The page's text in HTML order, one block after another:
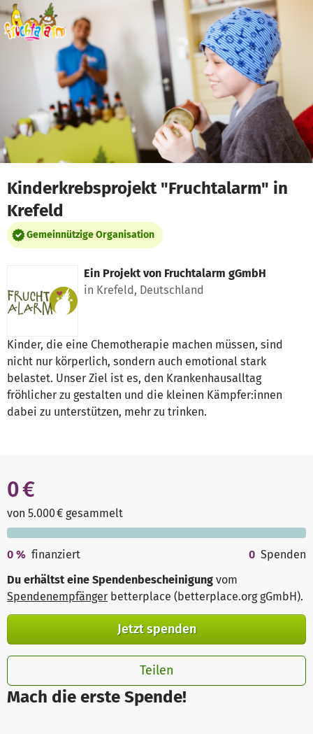
Zum Hauptinhalt springen
Erklärung zur Barrierefreiheit anzeigen
Kinderkrebsprojekt "Fruchtalarm" in
Krefeld
Gemeinnützige Organisation
Ein Projekt von Fruchtalarm gGmbH
in Krefeld, Deutschland
Kinder, die eine Chemotherapie machen müssen, sind
nicht nur körperlich, sondern auch emotional stark
belastet. Unser Ziel ist es, den Krankenhausalltag
fröhlicher zu gestalten und die kleinen Kämpfer:innen
dabei zu unterstützen, mehr zu trinken.
Mach die erste Spende!
0 €
von 5.000 € gesammelt
0 % finanziert 0 Spenden
Du erhältst eine Spendenbescheinigung vom
Spendenempfänger betterplace (betterplace.org gGmbH).
Jetzt spenden
Teilen